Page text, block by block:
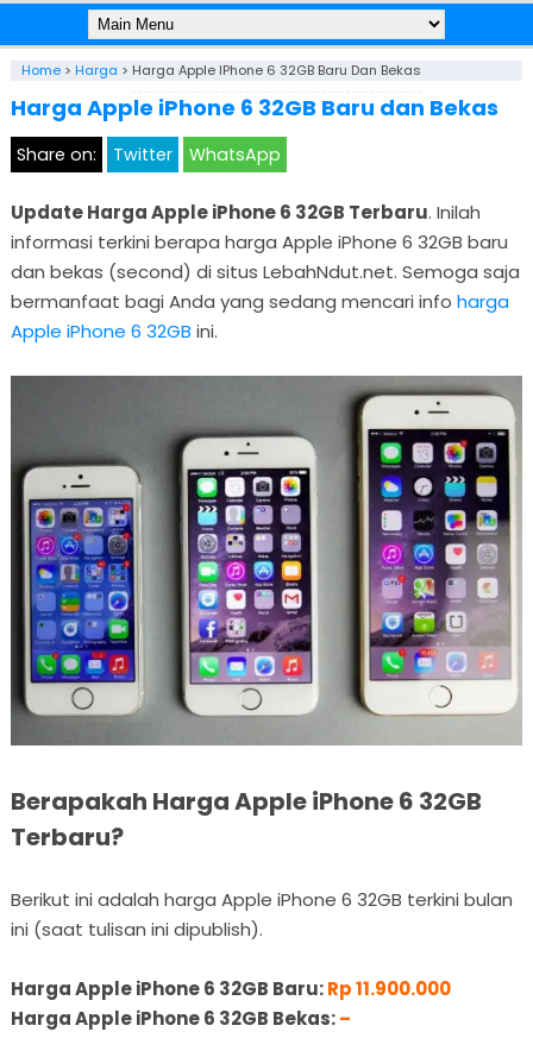
Home> Harga > Harga Apple IPhone 6 32GB Baru Dan Bekas
Harga Apple iPhone 6 32GB Baru dan Bekas
Share on: Twitter WhatsApp
Update Harga Apple iPhone 6 32GB Terbaru. Inilah
informasi terkini berapa harga Apple iPhone 6 32GB baru
dan bekas (second) di situs LebahNdut.net. Semoga saja
bermanfaat bagi Anda yang sedang mencari info harga
Apple iPhone 6 32GB ini.
Berapakah Harga Apple iPhone 6 32GB
Terbaru?
Berikut ini adalah harga Apple iPhone 6 32GB terkini bulan
ini (saat tulisan ini dipublish).
Harga Apple iPhone 6 32GB Baru:Rp 11.900.000
Harga Apple iPhone 6 32GB Bekas:–